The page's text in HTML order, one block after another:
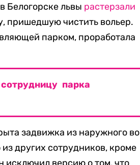
Белогорске львы растерзали
пришедшую чистить вольер.
парком, проработала
парка
задвижка из наружного во
других сотрудников, кроме